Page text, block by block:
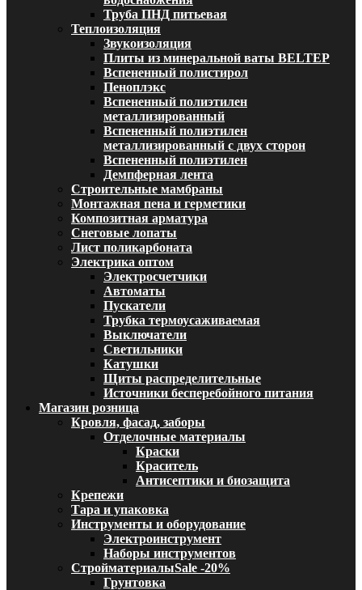
Труба ПНД питьевая
Теплоизоляция
Звукоизоляция
Плиты из минеральной ваты BELTEP
Вспененный полистирол
Пеноплэкс
Вспененный полиэтилен
металлизированный
Вспененный полиэтилен
металлизированный с двух сторон
Вспененный полиэтилен
Демпферная лента
Строительные мамбраны
Монтажная пена и герметики
Композитная арматура
Снеговые лопаты
Лист поликарбоната
Электрика оптом
Электросчетчики
Автоматы
Пускатели
Трубка термоусаживаемая
Выключатели
Светильники
Катушки
Щиты распределительные
Источники бесперебойного питания
Магазин розница
Кровля, фасад, заборы
Отделочные материалы
Краски
Краситель
Антисептики и биозащита
Крепежи
Тара и упаковка
Инструменты и оборудование
Электроинструмент
Наборы инструментов
СтройматериалыSale -20%
Грунтовка